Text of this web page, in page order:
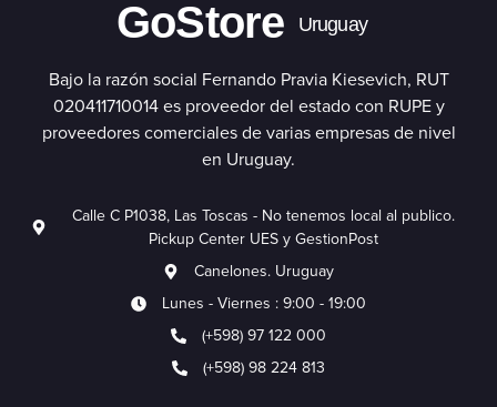
GoStore Uruguay
Bajo la razón social Fernando Pravia Kiesevich, RUT
020411710014 es proveedor del estado con RUPE y
proveedores comerciales de varias empresas de nivel
en Uruguay.
Calle C P1038, Las Toscas - No tenemos local al publico.
Pickup Center UES y GestionPost
Canelones. Uruguay
Lunes - Viernes : 9:00 - 19:00
(+598) 97 122 000
(+598) 98 224 813